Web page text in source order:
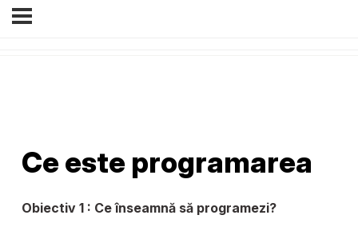
Ce este programarea
Obiectiv 1 : Ce înseamnă să programezi?